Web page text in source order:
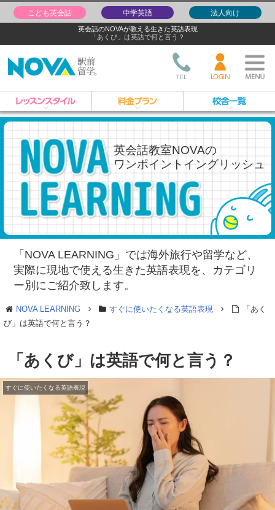
英会話のNOVAが教える生きた英語表現
「あくび」は英語で何と言う？
こども英会話 中学英語 法人向け
英会話教室NOVAの
ワンポイントイングリッシュ
「NOVA LEARNING」では海外旅行や留学など、
実際に現地で使える生きた英語表現を、 カテゴリ
ー別にご紹介致します。
NOVA LEARNING すぐに使いたくなる英語表現
「あく
び」は英語で何と言う？
「あくび」は英語で何と言う？
すぐに使いたくなる英語表現